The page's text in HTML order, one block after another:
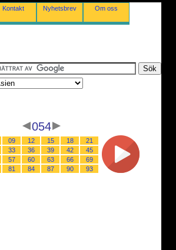
Kontakt Nyhetsbrev Om oss
054
09 12 15 18
21
33 36 39 42
45
57 60 63 66
69
81 84 87 90 93